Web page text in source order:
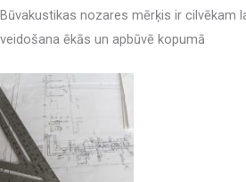
Būvakustikas nozares mērķis ir cilvēkam
veidošana ēkās un apbūvē kopumā